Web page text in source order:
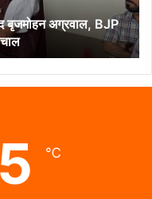
बृजमोहन अग्रवाल, BJP
℃